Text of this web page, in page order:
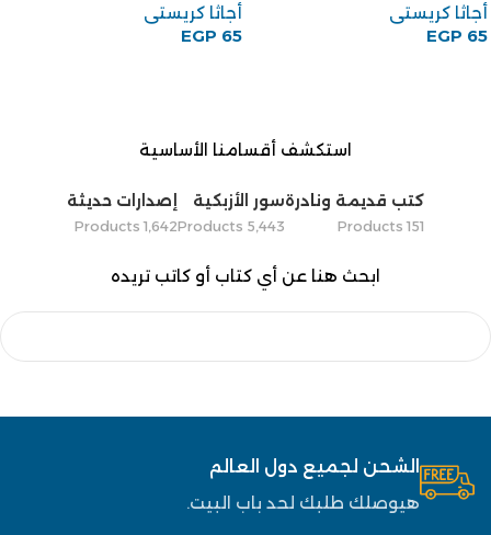
أجاثا كريستى
EGP 65
أجاثا كريستى
EGP 65
استكشف أقسامنا الأساسية
كتب قديمة ونادرة
151 Products
سور الأزبكية
5٬443 Products
إصدارات حديثة
1٬642 Products
ابحث هنا عن أي كتاب أو كاتب تريده
الشحن لجميع دول العالم
هيوصلك طلبك لحد باب البيت.